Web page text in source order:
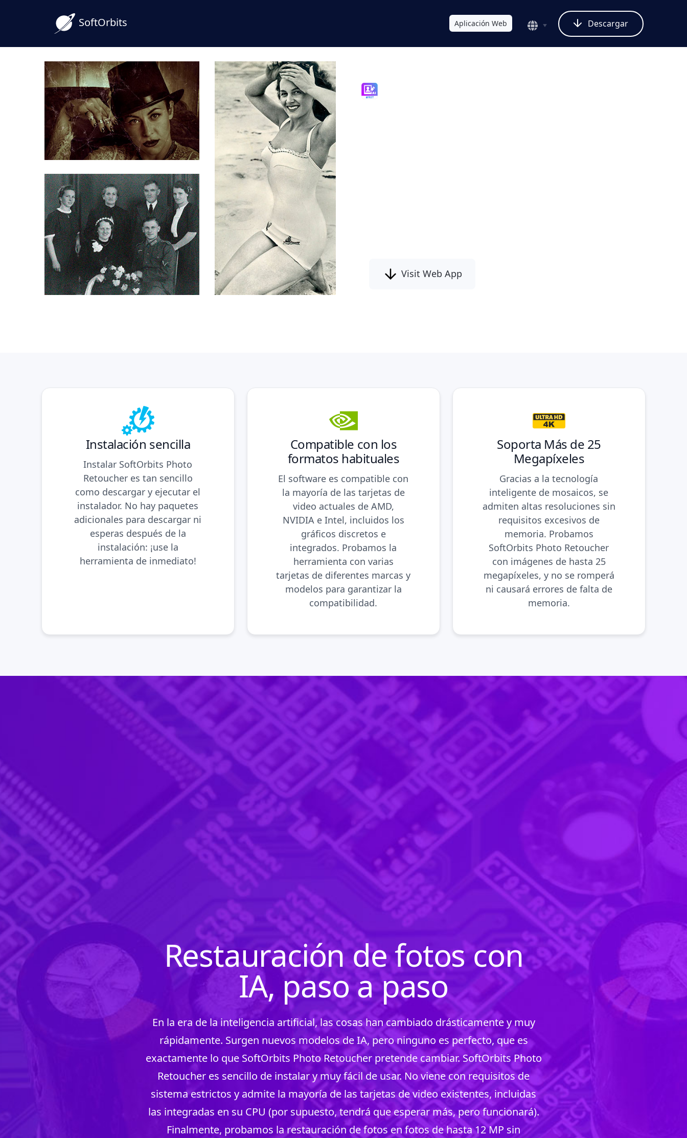
SoftOrbits Descargar
Aplicación Web
Visit Web App
Instalación sencilla
Instalar SoftOrbits Photo
Retoucher es tan sencillo
como descargar y ejecutar el
instalador. No hay paquetes
adicionales para descargar ni
esperas después de la
instalación: ¡use la
herramienta de inmediato!
Compatible con los
formatos habituales
El software es compatible con
la mayoría de las tarjetas de
video actuales de AMD,
NVIDIA e Intel, incluidos los
gráficos discretos e
integrados. Probamos la
herramienta con varias
tarjetas de diferentes marcas y
modelos para garantizar la
compatibilidad.
Soporta Más de 25
Megapíxeles
Gracias a la tecnología
inteligente de mosaicos, se
admiten altas resoluciones sin
requisitos excesivos de
memoria. Probamos
SoftOrbits Photo Retoucher
con imágenes de hasta 25
megapíxeles, y no se romperá
ni causará errores de falta de
memoria.
Restauración de fotos con
IA, paso a paso
En la era de la inteligencia artificial, las cosas han cambiado drásticamente y muy
rápidamente. Surgen nuevos modelos de IA, pero ninguno es perfecto, que es
exactamente lo que SoftOrbits Photo Retoucher pretende cambiar. SoftOrbits Photo
Retoucher es sencillo de instalar y muy fácil de usar. No viene con requisitos de
sistema estrictos y admite la mayoría de las tarjetas de video existentes, incluidas
las integradas en su CPU (por supuesto, tendrá que esperar más, pero funcionará).
Finalmente, probamos la restauración de fotos en fotos de hasta 12 MP sin